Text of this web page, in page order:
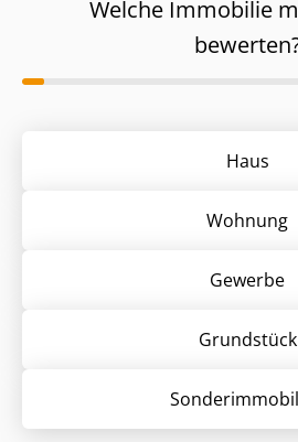
Welche Immobilie
Haus
Wohnung
Gewerbe
Grund­stück